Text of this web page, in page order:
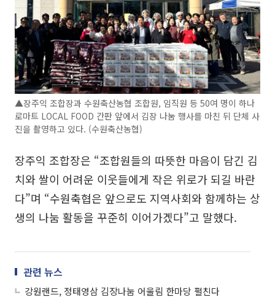
▲장주익 조합장과 수원축산농협 조합원, 임직원 등 50여 명이 하나
로마트 LOCAL FOOD 간판 앞에서 김장 나눔 행사를 마친 뒤 단체 사
진을 촬영하고 있다. (수원축산농협)
장주익 조합장은 “조합원들의 따뜻한 마음이 담긴 김
치와 쌀이 어려운 이웃들에게 작은 위로가 되길 바란
다”며 “수원축협은 앞으로도 지역사회와 함께하는 상
생의 나눔 활동을 꾸준히 이어가겠다”고 말했다.
관련 뉴스
강원랜드, 정태영삼 김장나눔 어울림 한마당 펼친다